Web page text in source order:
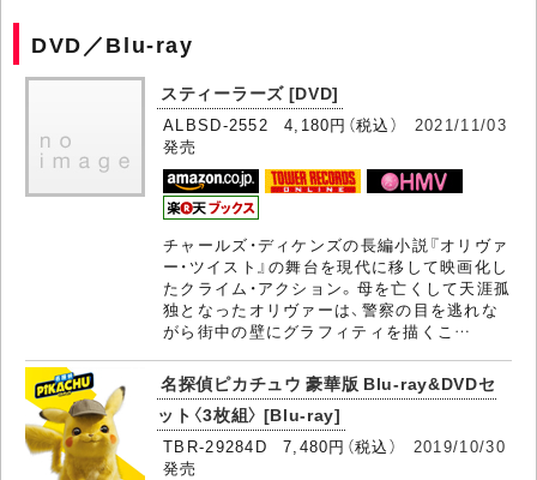
DVD／Blu-ray
スティーラーズ [DVD]
ALBSD-2552 4,180円（税込） 2021/11/03
発売
チャールズ・ディケンズの長編小説『オリヴァ
ー・ツイスト』の舞台を現代に移して映画化し
たクライム・アクション。母を亡くして天涯孤
独となったオリヴァーは、警察の目を逃れな
がら街中の壁にグラフィティを描くこ…
名探偵ピカチュウ 豪華版 Blu-ray&DVDセ
ット〈3枚組〉 [Blu-ray]
TBR-29284D 7,480円（税込） 2019/10/30
発売